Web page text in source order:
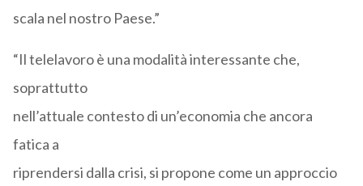
scala nel nostro Paese.”
“Il telelavoro è una modalità interessante che,
soprattutto
nell’attuale contesto di un’economia che ancora
fatica a
riprendersi dalla crisi, si propone come un approccio